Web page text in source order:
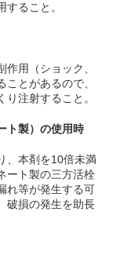
ること。
用（ショック、
とがあるので、
注射すること。
ト製）の使用時
、本剤を10倍未満
ート製の三方活栓
れ等が発生する可
破損の発生を助長